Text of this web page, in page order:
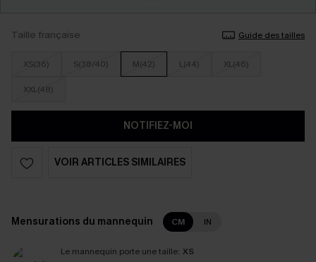
Taille française Guide des tailles
XS(36) S(38/40) M(42) L(44) XL(46)
XXL(48)
NOTIFIEZ-MOI
VOIR ARTICLES SIMILAIRES
Mensurations du mannequin CM IN
Le mannequin porte une taille: XS